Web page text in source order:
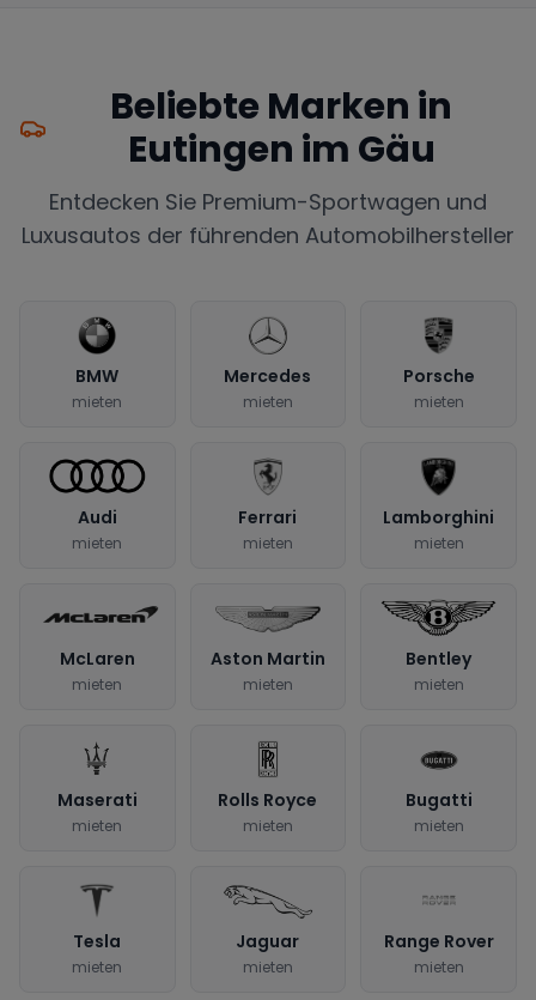
Beliebte Marken in
Eutingen im Gäu
Entdecken Sie Premium-Sportwagen und
Luxusautos der führenden Automobilhersteller
BMW
mieten
Mercedes
mieten
Porsche
mieten
Audi
mieten
Ferrari
mieten
Lamborghini
mieten
McLaren
mieten
Aston Martin
mieten
Bentley
mieten
Maserati
mieten
Rolls Royce
mieten
Bugatti
mieten
Tesla
mieten
Jaguar
mieten
Range Rover
mieten